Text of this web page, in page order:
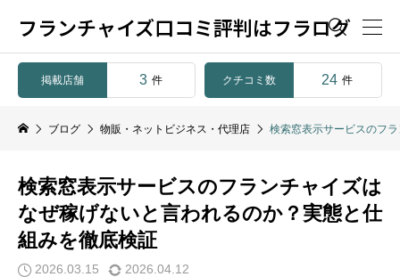
フランチャイズ口コミ評判はフラログ

掲載店舗 3 件 クチコミ数 24 件
ブログ 物販・ネットビジネス・代理店 検索窓表示サービスのフ
検索窓表示サービスのフランチャイズは
なぜ稼げないと言われるのか？実態と仕
組みを徹底検証
2026.03.15 2026.04.12